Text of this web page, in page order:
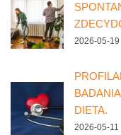
2026-05-19
DIETA.
2026-05-11